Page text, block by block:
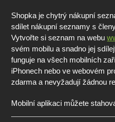
Shopka je chytrý nákupní
sdílet nákupní seznamy s
Vytvořte si seznam na webu
svém mobilu a snadno jej
funguje na všech mobilních
iPhonech nebo ve webovém
zdarma a nevyžadují žádnou
Mobilní aplikaci můžete